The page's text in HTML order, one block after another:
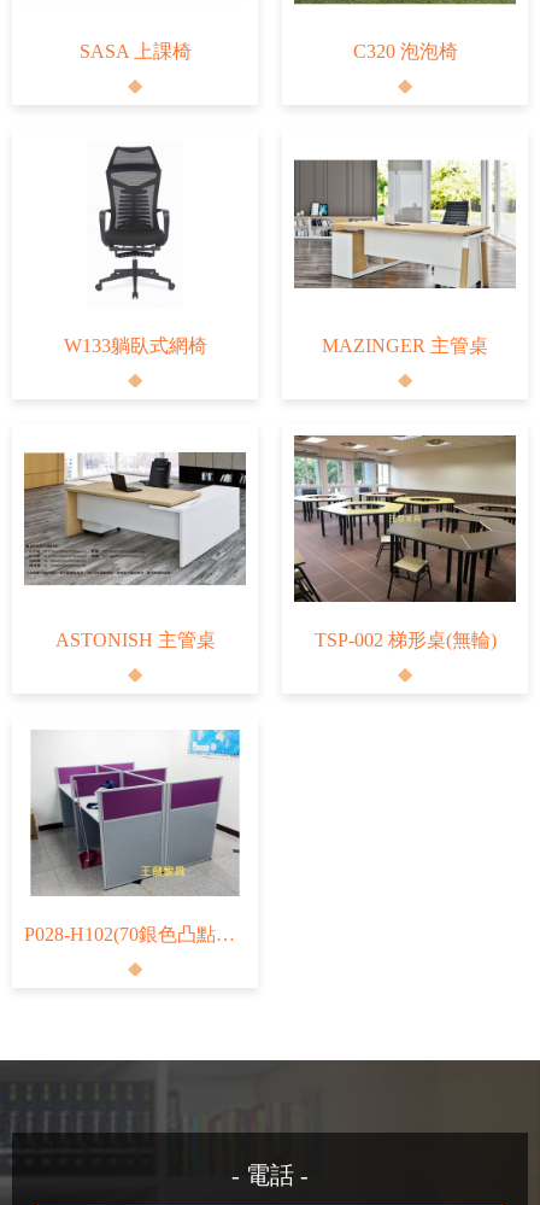
SASA 上課椅 C320 泡泡椅
W133躺臥式網椅 MAZINGER 主管桌
ASTONISH 主管桌 TSP-002 梯形桌(無輪)
P028-H102(70銀色凸點烤漆+30布面)
- 電話 -